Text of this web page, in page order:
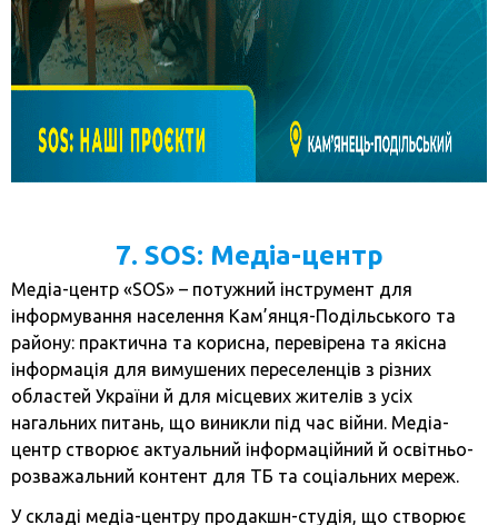
7. SOS: Медіа-центр
Медіа-центр «SOS» – потужний інструмент для
інформування населення Кам’янця-Подільського та
району: практична та корисна, перевірена та якісна
інформація для вимушених переселенців з різних
областей України й для місцевих жителів з усіх
нагальних питань, що виникли під час війни. Медіа-
центр створює актуальний інформаційний й освітньо-
розважальний контент для ТБ та соціальних мереж.
У складі медіа-центру продакшн-студія, що створює